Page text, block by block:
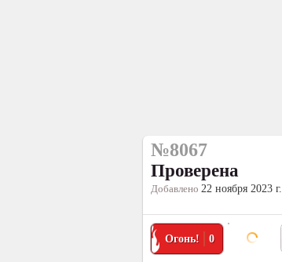
№8067
Проверена
Добавлено 22 ноября 2023 г.
Огонь! 0